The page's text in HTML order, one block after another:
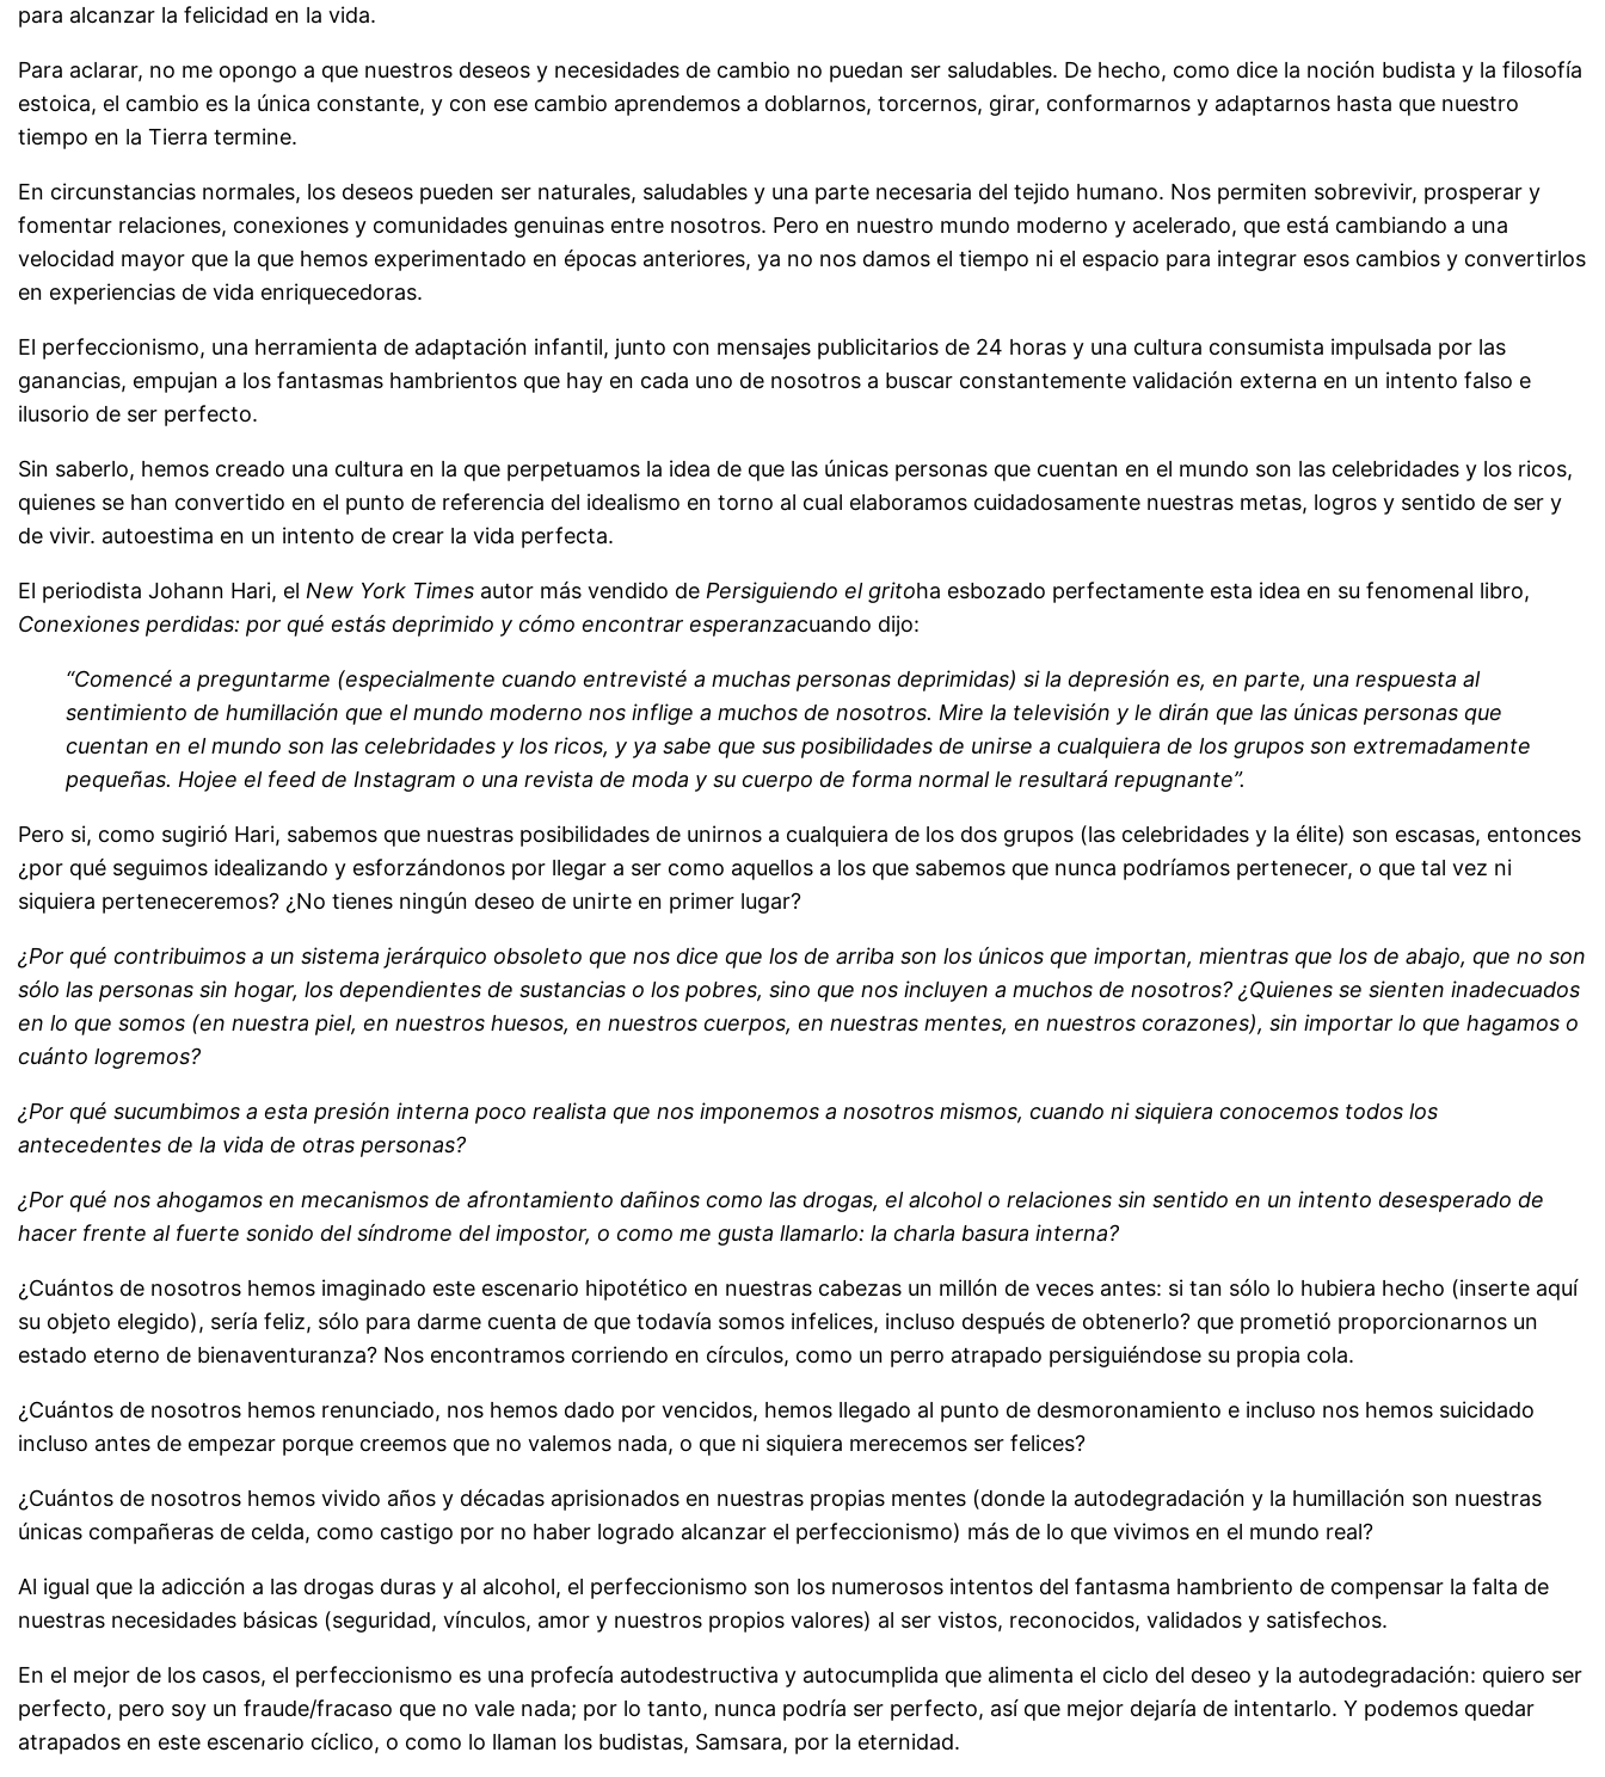
para alcanzar la felicidad en la vida.
Para aclarar, no me opongo a que nuestros deseos y necesidades de cambio no puedan ser saludables. De hecho, como dice la noción budista y la filosofía
estoica, el cambio es la única constante, y con ese cambio aprendemos a doblarnos, torcernos, girar, conformarnos y adaptarnos hasta que nuestro
tiempo en la Tierra termine.
En circunstancias normales, los deseos pueden ser naturales, saludables y una parte necesaria del tejido humano. Nos permiten sobrevivir, prosperar y
fomentar relaciones, conexiones y comunidades genuinas entre nosotros. Pero en nuestro mundo moderno y acelerado, que está cambiando a una
velocidad mayor que la que hemos experimentado en épocas anteriores, ya no nos damos el tiempo ni el espacio para integrar esos cambios y convertirlos
en experiencias de vida enriquecedoras.
El perfeccionismo, una herramienta de adaptación infantil, junto con mensajes publicitarios de 24 horas y una cultura consumista impulsada por las
ganancias, empujan a los fantasmas hambrientos que hay en cada uno de nosotros a buscar constantemente validación externa en un intento falso e
ilusorio de ser perfecto.
Sin saberlo, hemos creado una cultura en la que perpetuamos la idea de que las únicas personas que cuentan en el mundo son las celebridades y los ricos,
quienes se han convertido en el punto de referencia del idealismo en torno al cual elaboramos cuidadosamente nuestras metas, logros y sentido de ser y
de vivir. autoestima en un intento de crear la vida perfecta.
El periodista Johann Hari, el New York Times autor más vendido de Persiguiendo el gritoha esbozado perfectamente esta idea en su fenomenal libro,
Conexiones perdidas: por qué estás deprimido y cómo encontrar esperanzacuando dijo:
“Comencé a preguntarme (especialmente cuando entrevisté a muchas personas deprimidas) si la depresión es, en parte, una respuesta al
sentimiento de humillación que el mundo moderno nos inflige a muchos de nosotros. Mire la televisión y le dirán que las únicas personas que
cuentan en el mundo son las celebridades y los ricos, y ya sabe que sus posibilidades de unirse a cualquiera de los grupos son extremadamente
pequeñas. Hojee el feed de Instagram o una revista de moda y su cuerpo de forma normal le resultará repugnante”.
Pero si, como sugirió Hari, sabemos que nuestras posibilidades de unirnos a cualquiera de los dos grupos (las celebridades y la élite) son escasas, entonces
¿por qué seguimos idealizando y esforzándonos por llegar a ser como aquellos a los que sabemos que nunca podríamos pertenecer, o que tal vez ni
siquiera perteneceremos? ¿No tienes ningún deseo de unirte en primer lugar?
¿Por qué contribuimos a un sistema jerárquico obsoleto que nos dice que los de arriba son los únicos que importan, mientras que los de abajo, que no son
sólo las personas sin hogar, los dependientes de sustancias o los pobres, sino que nos incluyen a muchos de nosotros? ¿Quienes se sienten inadecuados
en lo que somos (en nuestra piel, en nuestros huesos, en nuestros cuerpos, en nuestras mentes, en nuestros corazones), sin importar lo que hagamos o
cuánto logremos?
¿Por qué sucumbimos a esta presión interna poco realista que nos imponemos a nosotros mismos, cuando ni siquiera conocemos todos los
antecedentes de la vida de otras personas?
¿Por qué nos ahogamos en mecanismos de afrontamiento dañinos como las drogas, el alcohol o relaciones sin sentido en un intento desesperado de
hacer frente al fuerte sonido del síndrome del impostor, o como me gusta llamarlo: la charla basura interna?
¿Cuántos de nosotros hemos imaginado este escenario hipotético en nuestras cabezas un millón de veces antes: si tan sólo lo hubiera hecho (inserte aquí
su objeto elegido), sería feliz, sólo para darme cuenta de que todavía somos infelices, incluso después de obtenerlo? que prometió proporcionarnos un
estado eterno de bienaventuranza? Nos encontramos corriendo en círculos, como un perro atrapado persiguiéndose su propia cola.
¿Cuántos de nosotros hemos renunciado, nos hemos dado por vencidos, hemos llegado al punto de desmoronamiento e incluso nos hemos suicidado
incluso antes de empezar porque creemos que no valemos nada, o que ni siquiera merecemos ser felices?
¿Cuántos de nosotros hemos vivido años y décadas aprisionados en nuestras propias mentes (donde la autodegradación y la humillación son nuestras
únicas compañeras de celda, como castigo por no haber logrado alcanzar el perfeccionismo) más de lo que vivimos en el mundo real?
Al igual que la adicción a las drogas duras y al alcohol, el perfeccionismo son los numerosos intentos del fantasma hambriento de compensar la falta de
nuestras necesidades básicas (seguridad, vínculos, amor y nuestros propios valores) al ser vistos, reconocidos, validados y satisfechos.
En el mejor de los casos, el perfeccionismo es una profecía autodestructiva y autocumplida que alimenta el ciclo del deseo y la autodegradación: quiero ser
perfecto, pero soy un fraude/fracaso que no vale nada; por lo tanto, nunca podría ser perfecto, así que mejor dejaría de intentarlo. Y podemos quedar
atrapados en este escenario cíclico, o como lo llaman los budistas, Samsara, por la eternidad.